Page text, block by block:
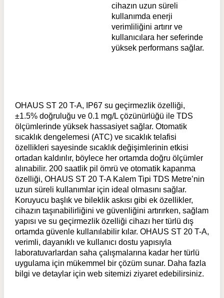
cihazın uzun süreli
kullanımda enerji
verimliliğini artırır ve
kullanıcılara her seferinde
yüksek performans sağlar.
OHAUS ST 20 T-A, IP67 su geçirmezlik özelliği,
±1.5% doğruluğu ve 0.1 mg/L çözünürlüğü ile TDS
ölçümlerinde yüksek hassasiyet sağlar. Otomatik
sıcaklık dengelemesi (ATC) ve sıcaklık telafisi
özellikleri sayesinde sıcaklık değişimlerinin etkisi
ortadan kaldırılır, böylece her ortamda doğru ölçümler
alınabilir. 200 saatlik pil ömrü ve otomatik kapanma
özelliği, OHAUS ST 20 T-A Kalem Tipi TDS Metre’nin
uzun süreli kullanımlar için ideal olmasını sağlar.
Koruyucu başlık ve bileklik askısı gibi ek özellikler,
cihazın taşınabilirliğini ve güvenliğini artırırken, sağlam
yapısı ve su geçirmezlik özelliği cihazı her türlü dış
ortamda güvenle kullanılabilir kılar. OHAUS ST 20 T-A,
verimli, dayanıklı ve kullanıcı dostu yapısıyla
laboratuvarlardan saha çalışmalarına kadar her türlü
uygulama için mükemmel bir çözüm sunar. Daha fazla
bilgi ve detaylar için web sitemizi ziyaret edebilirsiniz.